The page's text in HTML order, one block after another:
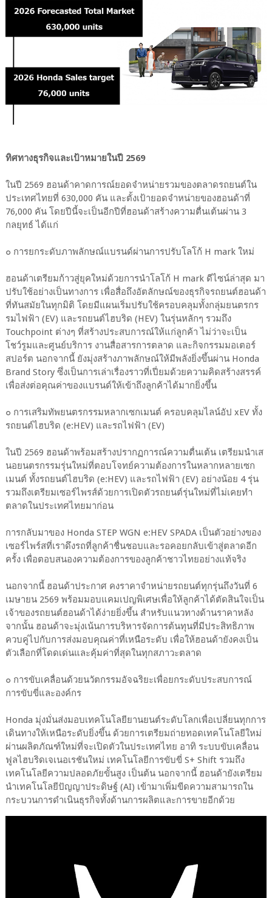
ทิศทางธุรกิจและเป้าหมายในปี 2569
ในปี 2569 ฮอนด้าคาดการณ์ยอดจำหน่ายรวมของตลาดรถยนต์ใน
ประเทศไทยที่ 630,000 คัน และตั้งเป้ายอดจำหน่ายของฮอนด้าที่
76,000 คัน โดยปีนี้จะเป็นอีกปีที่ฮอนด้าสร้างความตื่นเต้นผ่าน 3
กลยุทธ์ ได้แก่
๐ การยกระดับภาพลักษณ์แบรนด์ผ่านการปรับโลโก้ H mark ใหม่
ฮอนด้าเตรียมก้าวสู่ยุคใหม่ด้วยการนำโลโก้ H mark ดีไซน์ล่าสุด มา
ปรับใช้อย่างเป็นทางการ เพื่อสื่อถึงอัตลักษณ์ของธุรกิจรถยนต์ฮอนด้า
ที่ทันสมัยในทุกมิติ โดยมีแผนเริ่มปรับใช้ครอบคลุมทั้งกลุ่มยนตรกร
รมไฟฟ้า (EV) และรถยนต์ไฮบริด (HEV) ในรุ่นหลักๆ รวมถึง
Touchpoint ต่างๆ ที่สร้างประสบการณ์ให้แก่ลูกค้า ไม่ว่าจะเป็น
โชว์รูมและศูนย์บริการ งานสื่อสารการตลาด และกิจกรรมมอเตอร์
สปอร์ต นอกจากนี้ ยังมุ่งสร้างภาพลักษณ์ให้มีพลังยิ่งขึ้นผ่าน Honda
Brand Story ซึ่งเป็นการเล่าเรื่องราวที่เปี่ยมด้วยความคิดสร้างสรรค์
เพื่อส่งต่อคุณค่าของแบรนด์ให้เข้าถึงลูกค้าได้มากยิ่งขึ้น
๐ การเสริมทัพยนตรกรรมหลากเซกเมนต์ ครอบคลุมไลน์อัป xEV ทั้ง
รถยนต์ไฮบริด (e:HEV) และรถไฟฟ้า (EV)
ในปี 2569 ฮอนด้าพร้อมสร้างปรากฏการณ์ความตื่นเต้น เตรียมนำเส
นอยนตรกรรมรุ่นใหม่ที่ตอบโจทย์ความต้องการในหลากหลายเซก
เมนต์ ทั้งรถยนต์ไฮบริด (e:HEV) และรถไฟฟ้า (EV) อย่างน้อย 4 รุ่น
รวมถึงเตรียมเซอร์ไพรส์ด้วยการเปิดตัวรถยนต์รุ่นใหม่ที่ไม่เคยทำ
ตลาดในประเทศไทยมาก่อน
การกลับมาของ Honda STEP WGN e:HEV SPADA เป็นตัวอย่างของ
เซอร์ไพร์สที่เราดึงรถที่ลูกค้าชื่นชอบและรอคอยกลับเข้าสู่ตลาดอีก
ครั้ง เพื่อตอบสนองความต้องการของลูกค้าชาวไทยอย่างแท้จริง
นอกจากนี้ ฮอนด้าประกาศ คงราคาจำหน่ายรถยนต์ทุกรุ่นถึงวันที่ 6
เมษายน 2569 พร้อมมอบแคมเปญพิเศษเพื่อให้ลูกค้าได้ตัดสินใจเป็น
เจ้าของรถยนต์ฮอนด้าได้ง่ายยิ่งขึ้น สำหรับแนวทางด้านราคาหลัง
จากนั้น ฮอนด้าจะมุ่งเน้นการบริหารจัดการต้นทุนที่มีประสิทธิภาพ
ควบคู่ไปกับการส่งมอบคุณค่าที่เหนือระดับ เพื่อให้ฮอนด้ายังคงเป็น
ตัวเลือกที่โดดเด่นและคุ้มค่าที่สุดในทุกสภาวะตลาด
๐ การขับเคลื่อนด้วยนวัตกรรมอัจฉริยะเพื่อยกระดับประสบการณ์
การขับขี่และองค์กร
Honda มุ่งมั่นส่งมอบเทคโนโลยียานยนต์ระดับโลกเพื่อเปลี่ยนทุกการ
เดินทางให้เหนือระดับยิ่งขึ้น ด้วยการเตรียมถ่ายทอดเทคโนโลยีใหม่
ผ่านผลิตภัณฑ์ใหม่ที่จะเปิดตัวในประเทศไทย อาทิ ระบบขับเคลื่อน
ฟูลไฮบริดเจเนอเรชันใหม่ เทคโนโลยีการขับขี่ S+ Shift รวมถึง
เทคโนโลยีความปลอดภัยขั้นสูง เป็นต้น นอกจากนี้ ฮอนด้ายังเตรียม
นำเทคโนโลยีปัญญาประดิษฐ์ (AI) เข้ามาเพิ่มขีดความสามารถใน
กระบวนการดำเนินธุรกิจทั้งด้านการผลิตและการขายอีกด้วย